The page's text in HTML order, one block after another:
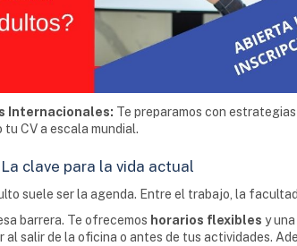
Internacionales: Te preparamos con
tu CV a escala mundial.
clave para la vida actual
suele ser la agenda. Entre el trabajo, la
barrera. Te ofrecemos horarios flexibles y
al salir de la oficina o antes de tus actividades.